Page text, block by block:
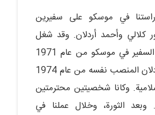
في موسكو على سفيرين
كلالي وأحمد أردلان. وقد شغل
الفقيد كلالي منصب السفير في موسكو من عام 1971
إلى 1974 ، وشغل أردلان المنصب نفسه من عام 1974
وكانا شخصيتين محترمتين
وبعد الثورة، وخلال عملنا في